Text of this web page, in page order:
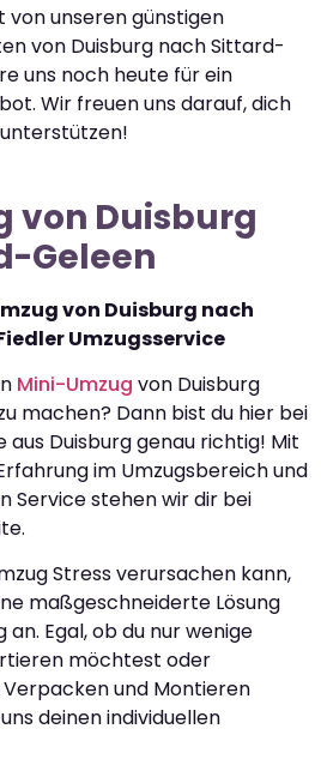
von unseren günstigen
von Duisburg nach Sittard-
uns noch heute für ein
Wir freuen uns darauf, dich
von Duisburg
Geleen
von Duisburg nach
Umzugsservice
Mini-Umzug von Duisburg
machen? Dann bist du hier bei
aus Duisburg genau richtig! Mit
im Umzugsbereich und
Service stehen wir dir bei
Stress verursachen kann,
maßgeschneiderte Lösung
Egal, ob du nur wenige
möchtest oder
und Montieren
deinen individuellen